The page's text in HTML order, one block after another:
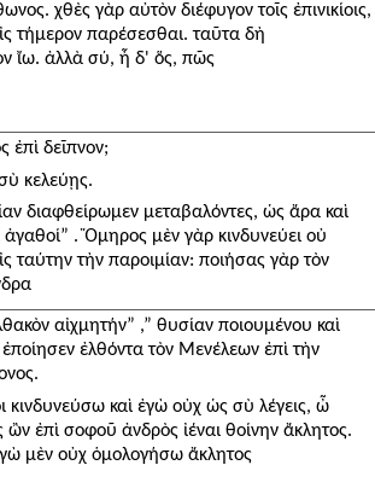
χθὲς γὰρ αὐτὸν διέφυγον τοῖς ἐπινικίοις,
τήμερον παρέσεσθαι. ταῦτα δὴ
ἴω. ἀλλὰ σύ, ἦ δ' ὅς, πῶς
ἐπὶ δεῖπνον;
κελεύῃς.
διαφθείρωμεν μεταβαλόντες, ὡς ἄρα καὶ
. Ὅμηρος μὲν γὰρ κινδυνεύει οὐ
ταύτην τὴν παροιμίαν: ποιήσας γὰρ τὸν
αἰχμητήν” ,” θυσίαν ποιουμένου καὶ
ἐλθόντα τὸν Μενέλεων ἐπὶ τὴν
κινδυνεύσω καὶ ἐγὼ οὐχ ὡς σὺ λέγεις, ὦ
ἐπὶ σοφοῦ ἀνδρὸς ἰέναι θοίνην ἄκλητος.
μὲν οὐχ ὁμολογήσω ἄκλητος